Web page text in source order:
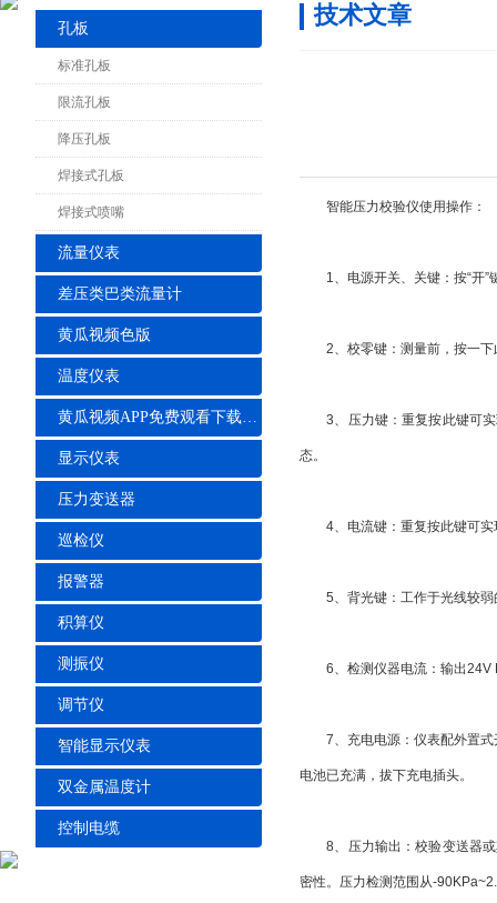
孔板
标准孔板
限流孔板
降压孔板
焊接式孔板
焊接式喷嘴
流量仪表
差压类巴类流量计
黄瓜视频色版
温度仪表
黄瓜视频APP免费观看下载安装
显示仪表
压力变送器
巡检仪
报警器
积算仪
测振仪
调节仪
智能显示仪表
双金属温度计
控制电缆
技术文章
智能压力校验仪使用操作：
1、电源开关、关键：按“开”
2、校零键：测量前，按一下
3、压力键：重复按此键可实
态。
4、电流键：重复按此键可实
5、背光键：工作于光线较弱
6、检测仪器电流：输出24V
7、充电电源：仪表配外置式
电池已充满，拔下充电插头。
8、压力输出：校验变送器或
密性。压力检测范围从-